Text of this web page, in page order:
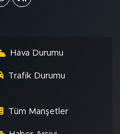
Hava Durumu
Trafik Durumu
Tüm Manşetler